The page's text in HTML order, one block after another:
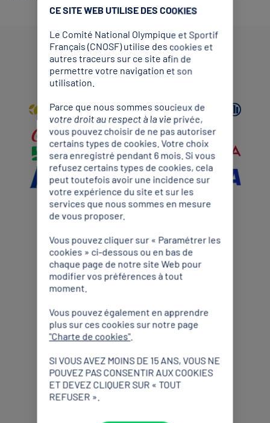
Partenaires Mondiaux
Partenaires Officiels
CE SITE WEB UTILISE DES COOKIES
Le Comité National Olympique et Sportif
Français (CNOSF) utilise des cookies et
autres traceurs sur ce site afin de
permettre votre navigation et son
utilisation.
Parce que nous sommes soucieux de
votre droit au respect à la vie privée,
vous pouvez choisir de ne pas autoriser
certains types de cookies. Votre choix
sera enregistré pendant 6 mois. Si vous
refusez certains types de cookies, cela
peut toutefois avoir une incidence sur
votre expérience du site et sur les
services que nous sommes en mesure
de vous proposer.
Vous pouvez cliquer sur « Paramétrer les
cookies » ci-dessous ou en bas de
chaque page de notre site Web pour
modifier vos préférences à tout
moment.
Vous pouvez également en apprendre
plus sur ces cookies sur notre page
"Charte de cookies".
SI VOUS AVEZ MOINS DE 15 ANS, VOUS NE
POUVEZ PAS CONSENTIR AUX COOKIES
ET DEVEZ CLIQUER SUR « TOUT
REFUSER ».